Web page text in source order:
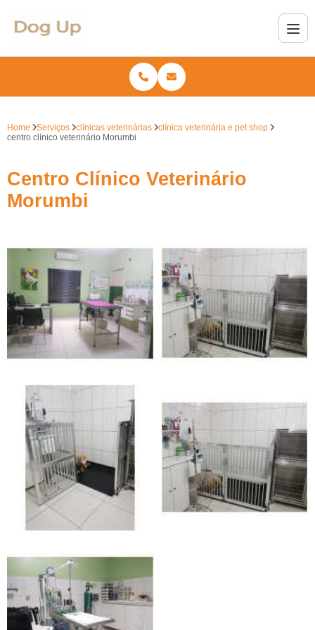
Home Serviços clínicas veterinárias
clínica veterinária e pet shop
centro clínico veterinário Morumbi
Centro Clínico Veterinário
Morumbi